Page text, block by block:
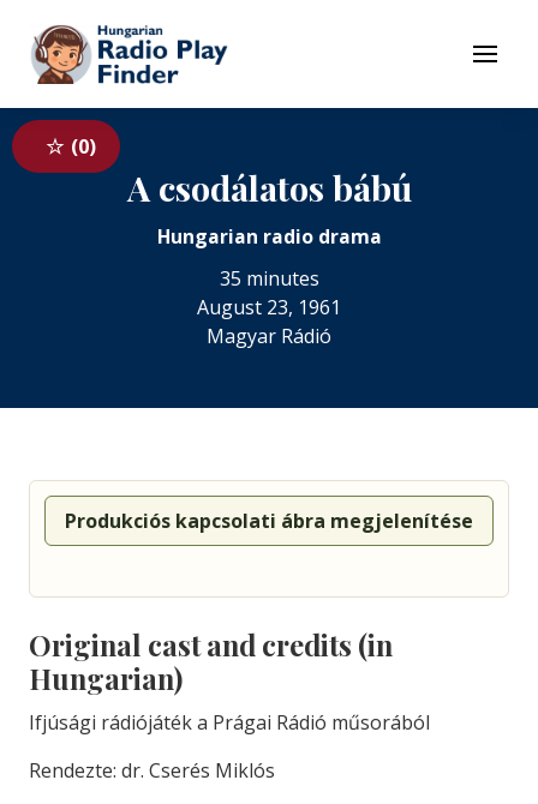
To contents
Menu
0
A csodálatos bábú
Hungarian radio drama
35 minutes
August 23, 1961
Magyar Rádió
Produkciós kapcsolati ábra megjelenítése
Original cast and credits (in
Hungarian)
Ifjúsági rádiójáték a Prágai Rádió műsorából
Rendezte: dr. Cserés Miklós